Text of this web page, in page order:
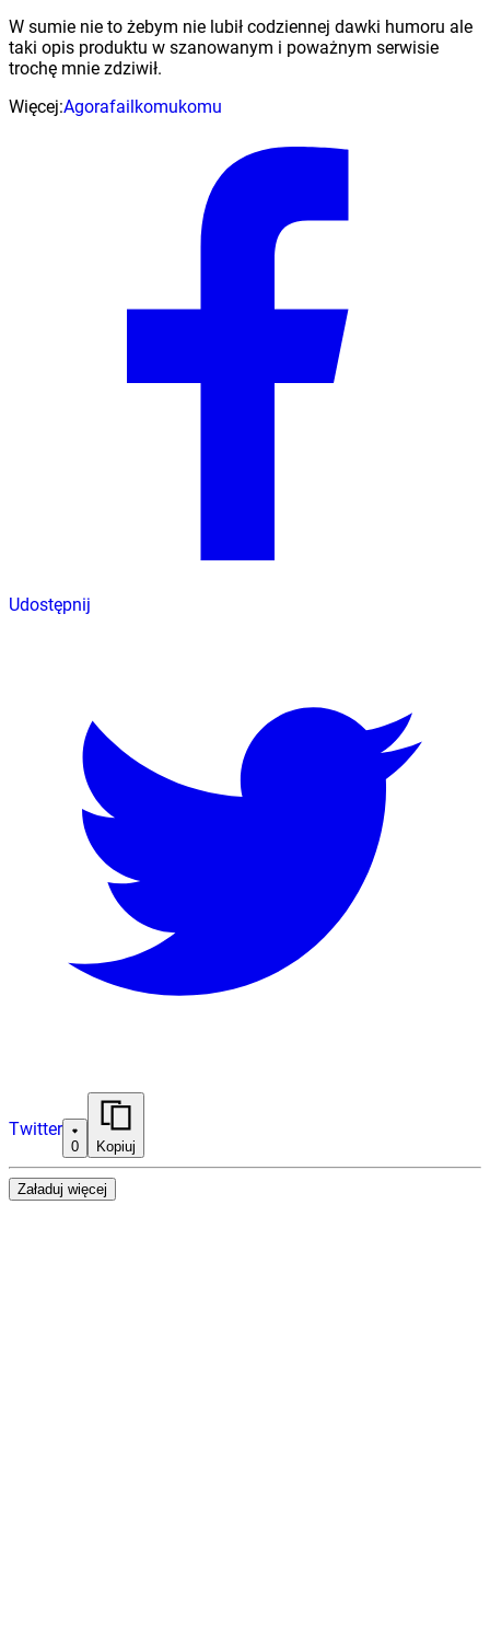
W sumie nie to żebym nie lubił codziennej dawki humoru ale
taki opis produktu w szanowanym i poważnym serwisie
trochę mnie zdziwił.
Więcej:Agorafailkomukomu
Udostępnij
Twitter
0 Kopiuj
Załaduj więcej